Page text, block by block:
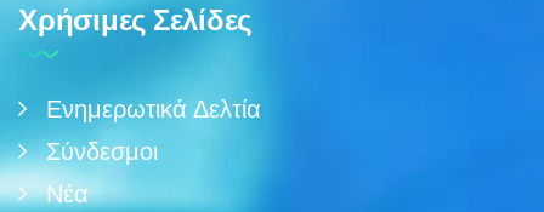
Χρήσιμες Σελίδες
Ενημερωτικά Δελτία
Σύνδεσμοι
Νέα